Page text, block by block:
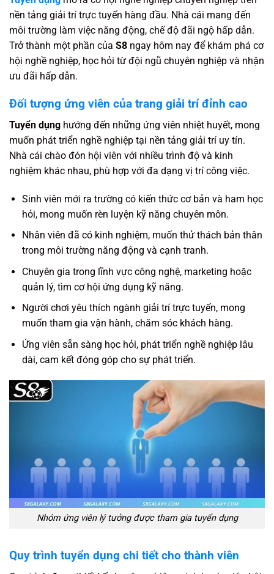
nền tảng giải trí trực tuyến hàng đầu. Nhà cái mang đến
môi trường làm việc năng động, chế độ đãi ngộ hấp dẫn.
Trở thành một phần của S8 ngay hôm nay để khám phá cơ
hội nghề nghiệp, học hỏi từ đội ngũ chuyên nghiệp và nhận
ưu đãi hấp dẫn.
Đối tượng ứng viên của trang giải trí đỉnh cao
Tuyển dụng hướng đến những ứng viên nhiệt huyết, mong
muốn phát triển nghề nghiệp tại nền tảng giải trí uy tín.
Nhà cái chào đón hội viên với nhiều trình độ và kinh
nghiệm khác nhau, phù hợp với đa dạng vị trí công việc.
Sinh viên mới ra trường có kiến thức cơ bản và ham học
hỏi, mong muốn rèn luyện kỹ năng chuyên môn.
Nhân viên đã có kinh nghiệm, muốn thử thách bản thân
trong môi trường năng động và cạnh tranh.
Chuyên gia trong lĩnh vực công nghệ, marketing hoặc
quản lý, tìm cơ hội ứng dụng kỹ năng.
Người chơi yêu thích ngành giải trí trực tuyến, mong
muốn tham gia vận hành, chăm sóc khách hàng.
Ứng viên sẵn sàng học hỏi, phát triển nghề nghiệp lâu
dài, cam kết đóng góp cho sự phát triển.
Nhóm ứng viên lý tưởng được tham gia tuyển dụng
Quy trình tuyển dụng chi tiết cho thành viên